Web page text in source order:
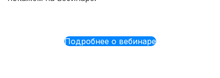
Подробнее о вебинаре